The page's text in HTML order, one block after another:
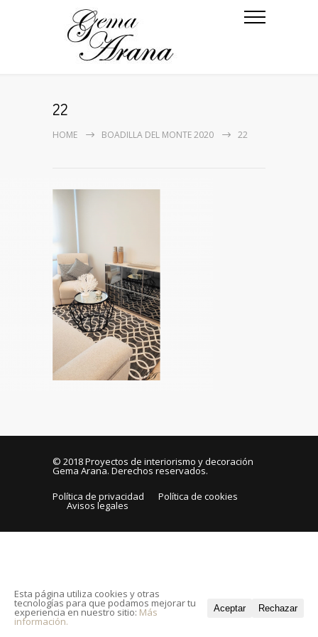
22
HOME BOADILLA DEL MONTE 2020 22
© 2018Proyectos de interiorismo y decoración
Gema Arana. Derechos reservados.
Política de privacidad
Política de cookies
Avisos legales
Esta página utiliza cookies y otras
tecnologías para que podamos mejorar tu
experiencia en nuestro sitio: Más
información.
Aceptar Rechazar